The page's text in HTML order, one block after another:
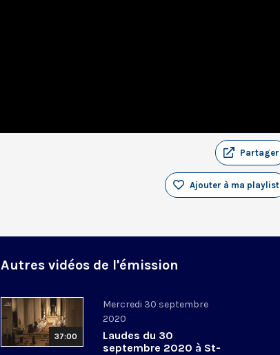
Partager
Ajouter à ma playlist
Autres vidéos de l'émission
37:00
Mercredi 30 septembre
2020
Laudes du 30
septembre 2020 à St-